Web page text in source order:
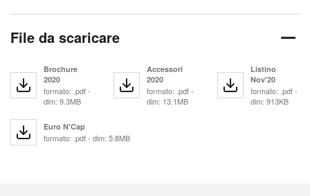
File da scaricare
Brochure
2020
formato: .pdf -
dim: 9.3MB
Accessori
2020
formato: .pdf -
dim: 13.1MB
Listino
Nov'20
formato: .pdf -
dim: 913KB
Euro N'Cap
formato: .pdf - dim: 5.8MB